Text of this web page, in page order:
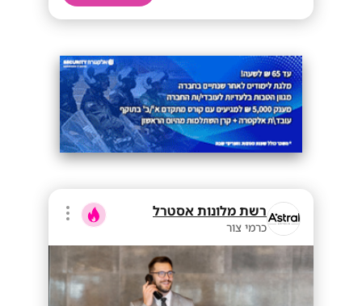
רשת מלונות אסטרל
כרמי צור